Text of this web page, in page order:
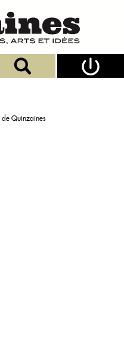
de Quinzaines